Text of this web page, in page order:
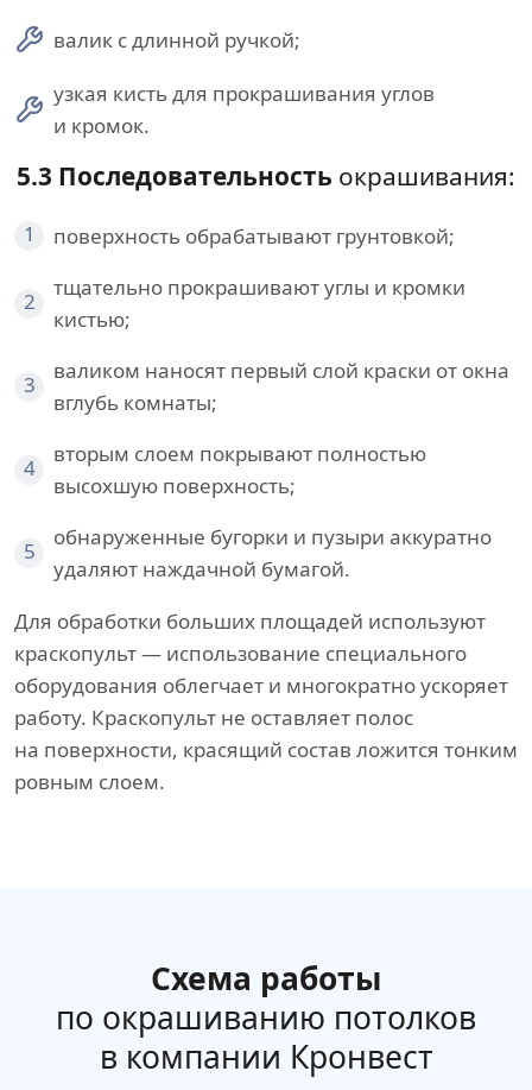
валик с длинной ручкой;
узкая кисть для прокрашивания углов
и кромок.
5.3 Последовательность окрашивания:
1 поверхность обрабатывают грунтовкой;
2
тщательно прокрашивают углы и кромки
кистью;
3
валиком наносят первый слой краски от окна
вглубь комнаты;
4
вторым слоем покрывают полностью
высохшую поверхность;
5
обнаруженные бугорки и пузыри аккуратно
удаляют наждачной бумагой.
Для обработки больших площадей используют
краскопульт — использование специального
оборудования облегчает и многократно ускоряет
работу. Краскопульт не оставляет полос
на поверхности, красящий состав ложится тонким
ровным слоем.
Схема работы
по окрашиванию потолков
в компании Кронвест